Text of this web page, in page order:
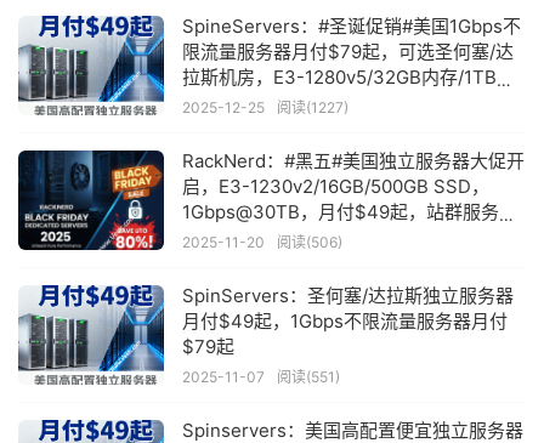
SpineServers：#圣诞促销#美国1Gbps不
限流量服务器月付$79起，可选圣何塞/达
拉斯机房，E3-1280v5/32GB内存/1TB
NVMe
2025-12-25 阅读(1227)
RackNerd：#黑五#美国独立服务器大促开
启，E3-1230v2/16GB/500GB SSD，
1Gbps@30TB，月付$49起，站群服务器
月付$135起，可选纽约/犹他州/洛杉矶等
2025-11-20 阅读(506)
SpinServers：圣何塞/达拉斯独立服务器
月付$49起，1Gbps不限流量服务器月付
$79起
2025-11-07 阅读(551)
Spinservers：美国高配置便宜独立服务器